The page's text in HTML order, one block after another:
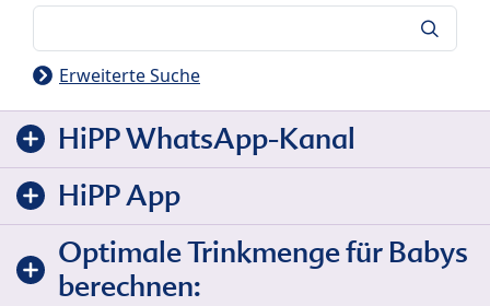
Erweiterte Suche
HiPP WhatsApp-Kanal
HiPP App
Optimale Trinkmenge für Babys
berechnen: